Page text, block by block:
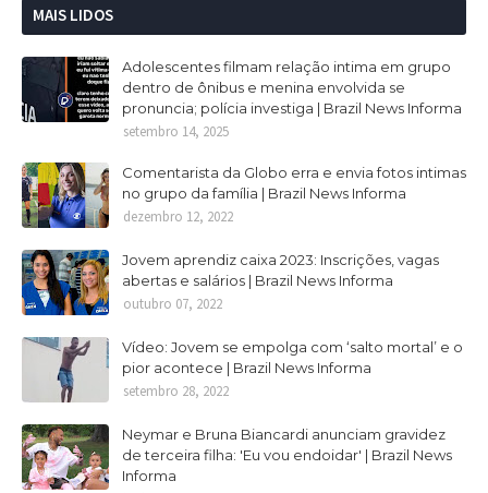
MAIS LIDOS
Adolescentes filmam relação intima em grupo
dentro de ônibus e menina envolvida se
pronuncia; polícia investiga | Brazil News Informa
setembro 14, 2025
Comentarista da Globo erra e envia fotos intimas
no grupo da família | Brazil News Informa
dezembro 12, 2022
Jovem aprendiz caixa 2023: Inscrições, vagas
abertas e salários | Brazil News Informa
outubro 07, 2022
Vídeo: Jovem se empolga com ‘salto mortal’ e o
pior acontece | Brazil News Informa
setembro 28, 2022
Neymar e Bruna Biancardi anunciam gravidez
de terceira filha: 'Eu vou endoidar' | Brazil News
Informa